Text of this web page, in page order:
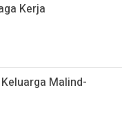
Kerja
Malind-